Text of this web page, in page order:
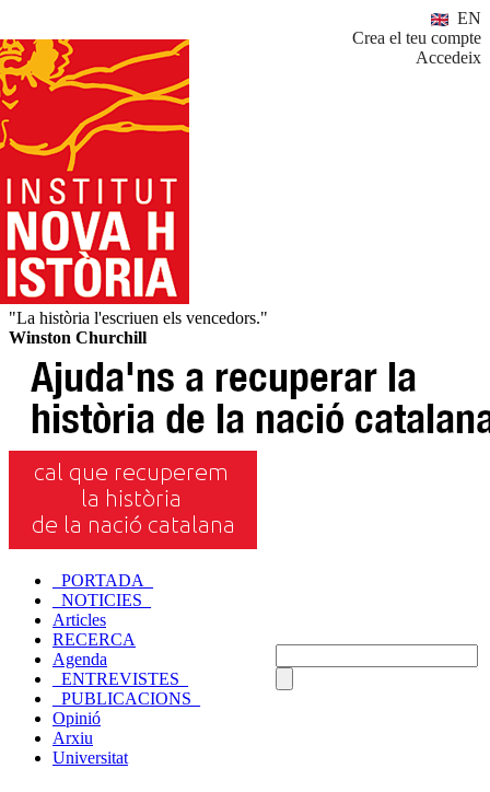
EN
Crea el teu compte
Accedeix
"La història l'escriuen els vencedors."
Winston Churchill
_PORTADA_
_NOTICIES_
Articles
RECERCA
Agenda
_ENTREVISTES_
_PUBLICACIONS_
Opinió
Arxiu
Universitat